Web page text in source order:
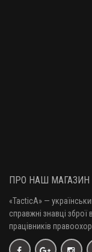
ПРО НАШ МАГАЗИН
«TacticA» — у
справжні знавці зброї
працівників